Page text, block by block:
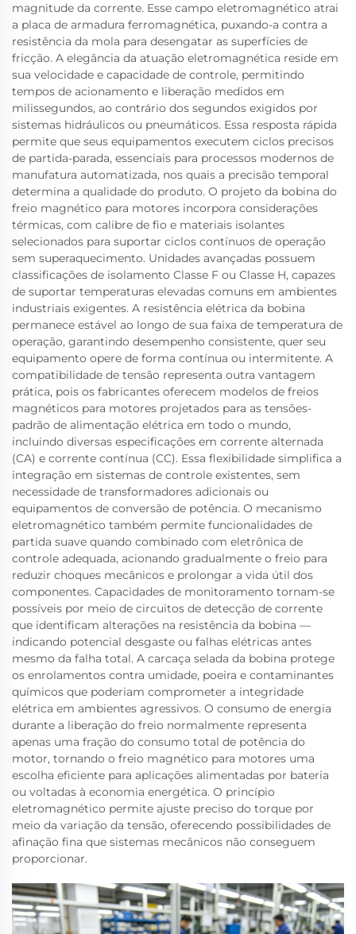
magnitude da corrente. Esse campo eletromagnético atrai
a placa de armadura ferromagnética, puxando-a contra a
resistência da mola para desengatar as superfícies de
fricção. A elegância da atuação eletromagnética reside em
sua velocidade e capacidade de controle, permitindo
tempos de acionamento e liberação medidos em
milissegundos, ao contrário dos segundos exigidos por
sistemas hidráulicos ou pneumáticos. Essa resposta rápida
permite que seus equipamentos executem ciclos precisos
de partida-parada, essenciais para processos modernos de
manufatura automatizada, nos quais a precisão temporal
determina a qualidade do produto. O projeto da bobina do
freio magnético para motores incorpora considerações
térmicas, com calibre de fio e materiais isolantes
selecionados para suportar ciclos contínuos de operação
sem superaquecimento. Unidades avançadas possuem
classificações de isolamento Classe F ou Classe H, capazes
de suportar temperaturas elevadas comuns em ambientes
industriais exigentes. A resistência elétrica da bobina
permanece estável ao longo de sua faixa de temperatura de
operação, garantindo desempenho consistente, quer seu
equipamento opere de forma contínua ou intermitente. A
compatibilidade de tensão representa outra vantagem
prática, pois os fabricantes oferecem modelos de freios
magnéticos para motores projetados para as tensões-
padrão de alimentação elétrica em todo o mundo,
incluindo diversas especificações em corrente alternada
(CA) e corrente contínua (CC). Essa flexibilidade simplifica a
integração em sistemas de controle existentes, sem
necessidade de transformadores adicionais ou
equipamentos de conversão de potência. O mecanismo
eletromagnético também permite funcionalidades de
partida suave quando combinado com eletrônica de
controle adequada, acionando gradualmente o freio para
reduzir choques mecânicos e prolongar a vida útil dos
componentes. Capacidades de monitoramento tornam-se
possíveis por meio de circuitos de detecção de corrente
que identificam alterações na resistência da bobina —
indicando potencial desgaste ou falhas elétricas antes
mesmo da falha total. A carcaça selada da bobina protege
os enrolamentos contra umidade, poeira e contaminantes
químicos que poderiam comprometer a integridade
elétrica em ambientes agressivos. O consumo de energia
durante a liberação do freio normalmente representa
apenas uma fração do consumo total de potência do
motor, tornando o freio magnético para motores uma
escolha eficiente para aplicações alimentadas por bateria
ou voltadas à economia energética. O princípio
eletromagnético permite ajuste preciso do torque por
meio da variação da tensão, oferecendo possibilidades de
afinação fina que sistemas mecânicos não conseguem
proporcionar.